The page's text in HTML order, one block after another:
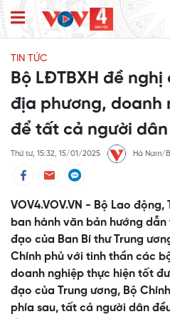
TIN TỨC
Bộ LĐTBXH đề
địa phương, doanh
để tất cả người dân
Thứ tư, 15:32, 15/01/2025 Hà Nam/
VOV4.VOV.VN - Bộ Lao
ban hành văn bản hướng
đạo của Ban Bí thư Trung
Chính phủ với tinh thần các
doanh nghiệp thực hiện tốt
đạo của Trung ương, Bộ
phía sau, tất cả người dân